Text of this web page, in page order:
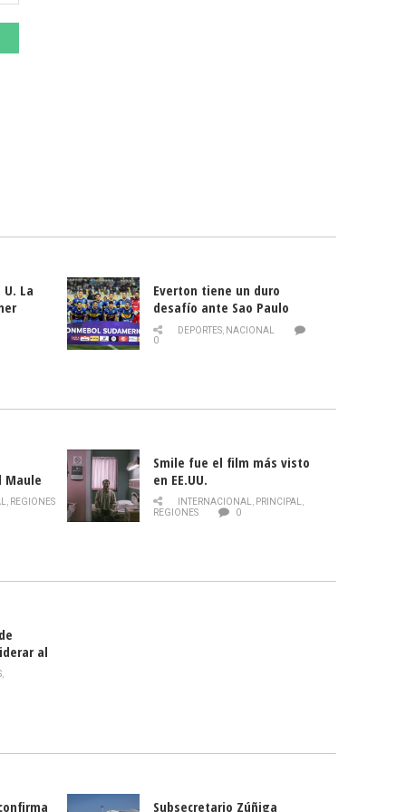
La
Everton tiene un duro
desafío ante Sao Paulo
DEPORTES, NACIONAL
0
Maule
de la
, REGIONES
Smile fue el film más visto
en EE.UU.
INTERNACIONAL, PRINCIPAL,
REGIONES
0
al
,
Subsecretario Zúñiga